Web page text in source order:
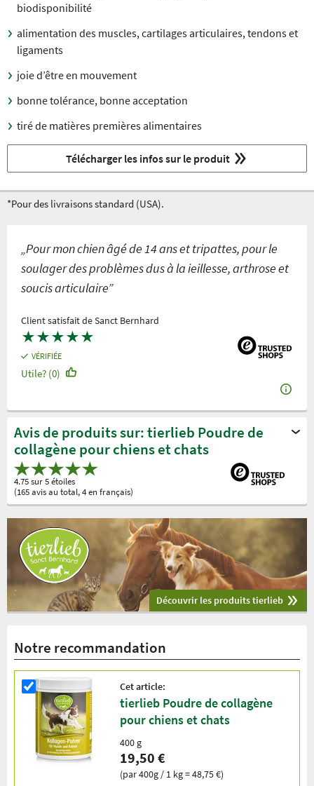
biodisponibilité
alimentation des muscles, cartilages articulaires, tendons et
ligaments
joie d’être en mouvement
bonne tolérance, bonne acceptation
tiré de matières premières alimentaires
Télécharger les infos sur le produit
*Pour des livraisons standard (USA).
„Pour mon chien âgé de 14 ans et tripattes, pour le
soulager des problèmes dus à la ieillesse, arthrose et
soucis articulaire”
Client satisfait de Sanct Bernhard
★★★★★
VÉRIFIÉE
Utile? (0)
Avis de produits sur: tierlieb Poudre de
collagène pour chiens et chats
4.75 sur 5 étoiles
(165 avis au total, 4 en français)
Découvrir les produits tierlieb
Notre recommandation
Cet article:
tierlieb Poudre de collagène
pour chiens et chats
400 g
19,50 €
(par 400g / 1 kg = 48,75 €)